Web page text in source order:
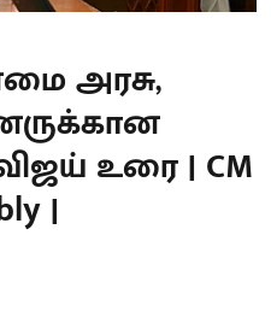
அரசு,
உரை | CM
|